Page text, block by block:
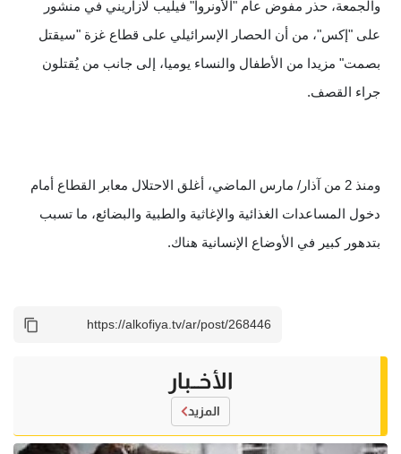
والجمعة، حذر مفوض عام "الأونروا" فيليب لازاريني في منشور
على "إكس"، من أن الحصار الإسرائيلي على قطاع غزة "سيقتل
بصمت" مزيدا من الأطفال والنساء يوميا، إلى جانب من يُقتلون
جراء القصف.
ومنذ 2 من آذار/ مارس الماضي، أغلق الاحتلال معابر القطاع أمام
دخول المساعدات الغذائية والإغاثية والطبية والبضائع، ما تسبب
بتدهور كبير في الأوضاع الإنسانية هناك.
الأخــبار
المزيد